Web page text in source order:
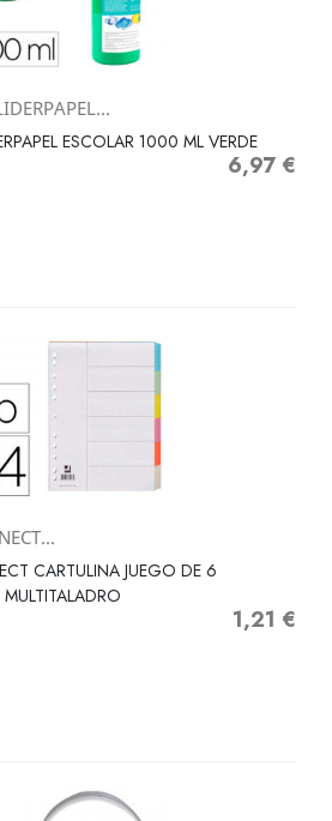
ESCOLAR 1000 ML VERDE
Precio
6,97 €
CARTULINA JUEGO DE 6
Precio
1,21 €